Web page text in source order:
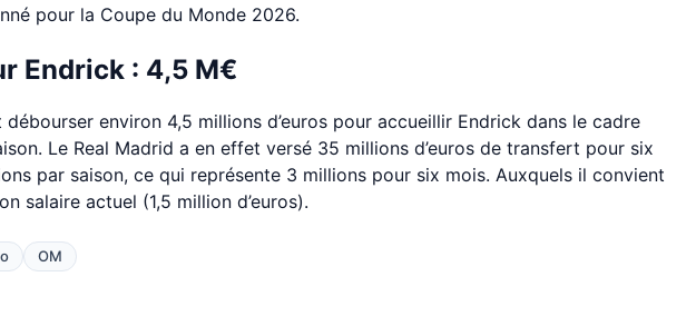
pour la Coupe du Monde 2026.
Endrick : 4,5 M€
débourser environ 4,5 millions d’euros pour accueillir Endrick dans le cadre
Le Real Madrid a en effet versé 35 millions d’euros de transfert pour six
par saison, ce qui représente 3 millions pour six mois. Auxquels il convient
salaire actuel (1,5 million d’euros).
OM